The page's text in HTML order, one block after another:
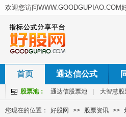
首页 通达信公式
股票池： 通达信股票池 大智慧股
您现在的位置： 好股网 >> 股票资讯 >>